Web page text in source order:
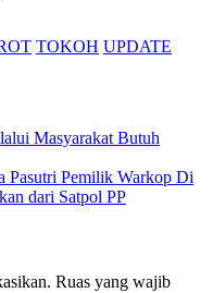
TOKOH UPDATE
Masyarakat Butuh
Pasutri Pemilik Warkop Di
dari Satpol PP
Ruas yang wajib